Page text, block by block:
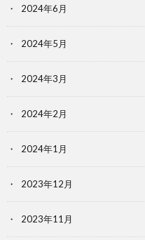
2024年6月
2024年5月
2024年3月
2024年2月
2024年1月
2023年12月
2023年11月